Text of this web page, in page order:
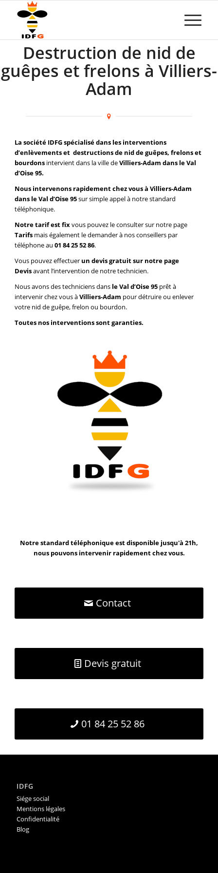
Destruction de nid de
guêpes et frelons à Villiers-
Adam
La société IDFG spécialisé dans les interventions
d’enlèvements et destructions de nid de guêpes, frelons et
bourdons intervient dans la ville deVilliers-Adam dans le Val
d’Oise 95.
Nous intervenons rapidement chez vous à Villiers-Adam
dans le Val d’Oise 95sur simple appel à notre standard
téléphonique.
Notre tarif est fixvous pouvez le consulter sur notre page
Tarifs mais également le demander à nos conseillers par
téléphone au 01 84 25 52 86.
Vous pouvez effectuer un devis gratuit sur notre page
Devisavant l’intervention de notre technicien.
Nous avons des techniciens dans le Val d’Oise 95 prêt à
intervenir chez vous àVilliers-Adam pour détruire ou enlever
votre nid de guêpe, frelon ou bourdon.
Toutes nos interventions sont garanties.
Notre standard téléphonique est disponible jusqu'à 21h,
nous pouvons intervenir rapidement chez vous.
Contact
Devis gratuit
01 84 25 52 86
IDFG
Siége social
Mentions légales
Confidentialité
Blog